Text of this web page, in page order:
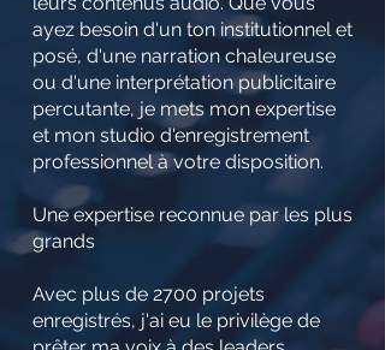
ayez besoin d'un ton institutionnel et
posé, d'une narration chaleureuse
ou d'une interprétation publicitaire
percutante, je mets mon expertise
et mon studio d'enregistrement
professionnel à votre disposition.
Une expertise reconnue par les plus
grands
Avec plus de 2700 projets
enregistrés, j'ai eu le privilège de